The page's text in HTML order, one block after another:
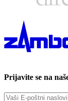
Prijavite se na